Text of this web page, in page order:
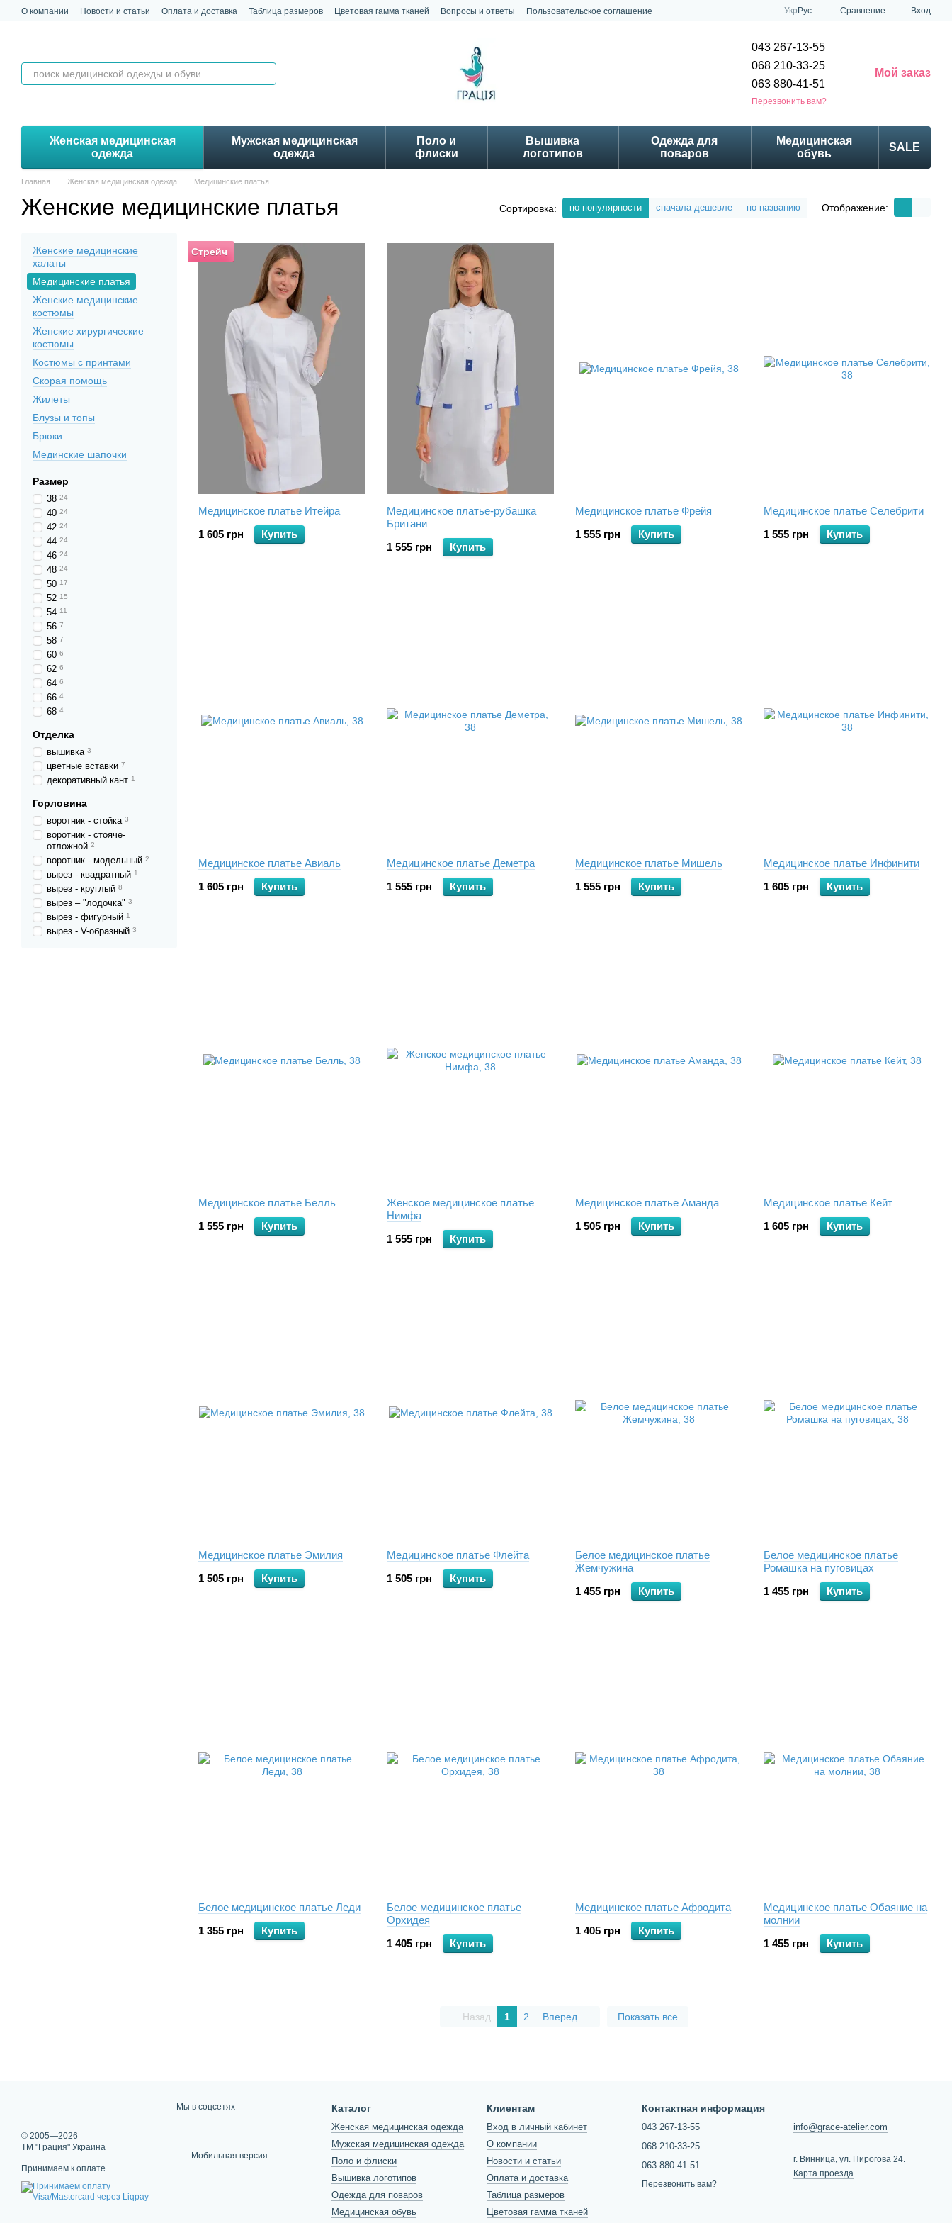
Перейти к основному контенту
О компании Новости и статьи Оплата и доставка Таблица размеров Цветовая гамма тканей Вопросы и ответы
Пользовательское соглашение
Укр Рус Сравнение Вход
043 267-13-55
068 210-33-25
063 880-41-51
Перезвонить вам?
Мой заказ
Женская медицинская
одежда
Мужская медицинская
одежда
Поло и
флиски
Вышивка
логотипов
Одежда для
поваров
Медицинская
обувь
SALE
Главная Женская медицинская одежда Медицинские платья
Женские медицинские платья Сортировка: по популярности сначала дешевле по названию Отображение:
Стрейч
Медицинское платье Итейра
1 605 грн
Купить
Медицинское платье-рубашка
Британи
1 555 грн
Купить
Медицинское платье Фрейя
1 555 грн
Купить
Медицинское платье Селебрити
1 555 грн
Купить
Медицинское платье Авиаль
1 605 грн
Купить
Медицинское платье Деметра
1 555 грн
Купить
Медицинское платье Мишель
1 555 грн
Купить
Медицинское платье Инфинити
1 605 грн
Купить
Медицинское платье Белль
1 555 грн
Купить
Женское медицинское платье
Нимфа
1 555 грн
Купить
Медицинское платье Аманда
1 505 грн
Купить
Медицинское платье Кейт
1 605 грн
Купить
Медицинское платье Эмилия
1 505 грн
Купить
Медицинское платье Флейта
1 505 грн
Купить
Белое медицинское платье
Жемчужина
1 455 грн
Купить
Белое медицинское платье
Ромашка на пуговицах
1 455 грн
Купить
Белое медицинское платье Леди
1 355 грн
Купить
Белое медицинское платье
Орхидея
1 405 грн
Купить
Медицинское платье Афродита
1 405 грн
Купить
Медицинское платье Обаяние на
молнии
1 455 грн
Купить
Назад 1 2 Вперед Показать все
Женские медицинские
халаты
Медицинские платья
Женские медицинские
костюмы
Женские хирургические
костюмы
Костюмы с принтами
Скорая помощь
Жилеты
Блузы и топы
Брюки
Мединские шапочки
Размер
38 24
40 24
42 24
44 24
46 24
48 24
50 17
52 15
54 11
56 7
58 7
60 6
62 6
64 6
66 4
68 4
Отделка
вышивка 3
цветные вставки 7
декоративный кант 1
Горловина
воротник - стойка 3
воротник - стояче-
отложной 2
воротник - модельный 2
вырез - квадратный 1
вырез - круглый 8
вырез – "лодочка" 3
вырез - фигурный 1
вырез - V-образный 3
© 2005—2026
ТМ "Грация" Украина
Принимаем к оплате
Мы в соцсетях
Мобильная версия
Каталог
Женская медицинская одежда
Мужская медицинская одежда
Поло и флиски
Вышивка логотипов
Одежда для поваров
Медицинская обувь
Клиентам
Вход в личный кабинет
О компании
Новости и статьи
Оплата и доставка
Таблица размеров
Цветовая гамма тканей
Контактная информация
043 267-13-55
068 210-33-25
063 880-41-51
Перезвонить вам?
info@grace-atelier.com
г. Винница, ул. Пирогова 24.
Карта проезда